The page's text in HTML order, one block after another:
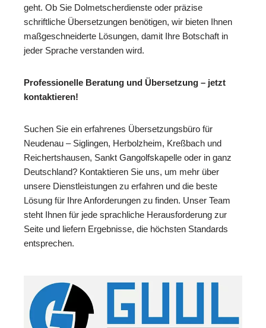
geht. Ob Sie Dolmetscherdienste oder präzise
schriftliche Übersetzungen benötigen, wir bieten Ihnen
maßgeschneiderte Lösungen, damit Ihre Botschaft in
jeder Sprache verstanden wird.
Professionelle Beratung und Übersetzung – jetzt
kontaktieren!
Suchen Sie ein erfahrenes Übersetzungsbüro für
Neudenau – Siglingen, Herbolzheim, Kreßbach und
Reichertshausen, Sankt Gangolfskapelle oder in ganz
Deutschland? Kontaktieren Sie uns, um mehr über
unsere Dienstleistungen zu erfahren und die beste
Lösung für Ihre Anforderungen zu finden. Unser Team
steht Ihnen für jede sprachliche Herausforderung zur
Seite und liefern Ergebnisse, die höchsten Standards
entsprechen.